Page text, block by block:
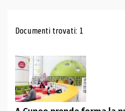
Risultati di
Documenti trovati: 1